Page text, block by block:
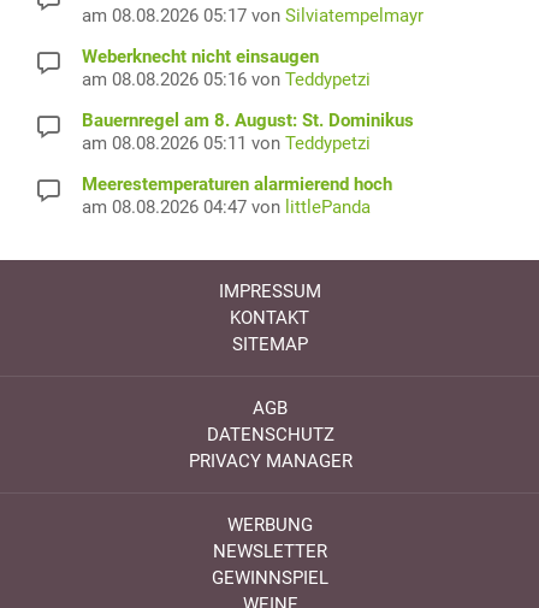
am 08.08.2026 05:17 von Silviatempelmayr
Weberknecht nicht einsaugen
am 08.08.2026 05:16 von Teddypetzi
Bauernregel am 8. August: St. Dominikus
am 08.08.2026 05:11 von Teddypetzi
Meerestemperaturen alarmierend hoch
am 08.08.2026 04:47 von littlePanda
IMPRESSUM
KONTAKT
SITEMAP
AGB
DATENSCHUTZ
PRIVACY MANAGER
WERBUNG
NEWSLETTER
GEWINNSPIEL